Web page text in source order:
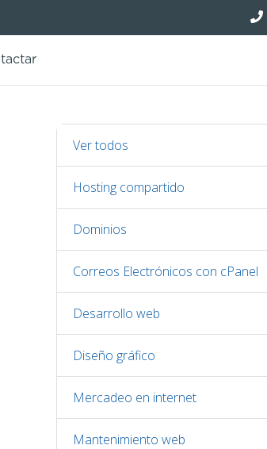
Ver todos
Hosting compartido
Dominios
Correos Electrónicos con cPanel
Desarrollo web
Diseño gráfico
Mercadeo en internet
Mantenimiento web